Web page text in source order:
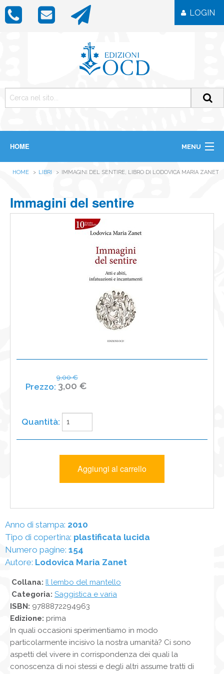
LOGIN
HOME MENU
LIBRI
ICONE
IMMAGINI
HOME LIBRI IMMAGINI DEL SENTIRE, LIBRO DI LODOVICA MARIA ZANET
Immagini del sentire
9,00 €
3,00 €
Anno di stampa: 2010
Tipo di copertina: plastificata lucida
Numero pagine: 154
Autore: Lodovica Maria Zanet
Collana: Il lembo del mantello
Categoria: Saggistica e varia
ISBN: 9788872294963
Edizione: prima
In quali occasioni sperimentiamo in modo
particolarmente incisivo la nostra umanità? Ci sono
aspetti del vivere in corrispondenza dei quali la
conoscenza di noi stessi e degli altri assume tratti di